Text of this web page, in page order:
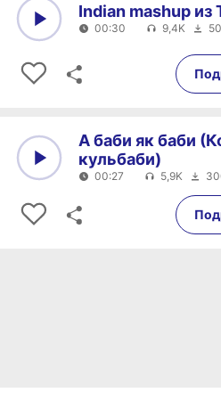
00:30
Indian mashup из
00:30 9,4K
00:27
А баби як баби
кульбаби)
00:27 5,9K